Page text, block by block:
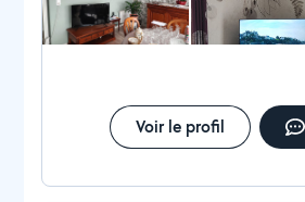
Voir le profil